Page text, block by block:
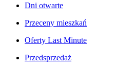
Dni otwarte
Przeceny mieszkań
Oferty Last Minute
Przedsprzedaż